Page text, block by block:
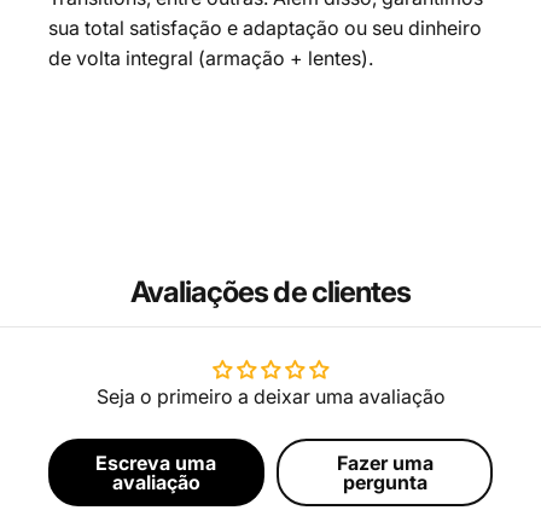
sua total satisfação e adaptação ou seu dinheiro
de volta integral (armação + lentes).
Avaliações de clientes
Seja o primeiro a deixar uma avaliação
Escreva uma
avaliação
Fazer uma
pergunta